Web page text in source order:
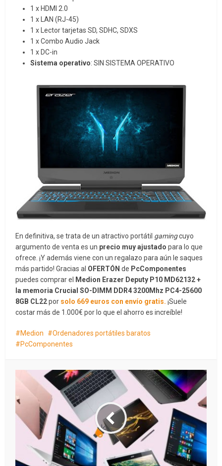
1 x HDMI 2.0
1 x LAN (RJ-45)
1 x Lector tarjetas SD, SDHC, SDXS
1 x Combo Audio Jack
1 x DC-in
Sistema operativo: SIN SISTEMA OPERATIVO
En definitiva, se trata de un atractivo portátil gamingcuyo
argumento de venta es un precio muy ajustado para lo que
ofrece. ¡Y además viene con un regalazo para aún le saques
más partido! Gracias al OFERTÓN de PcComponentes
puedes comprar el Medion Erazer Deputy P10 MD62132 +
la memoria Crucial SO-DIMM DDR4 3200Mhz PC4-25600
8GB CL22por solo 669 euros con envío gratis.¡Suele
costar más de 1.000€ por lo que el ahorro es increíble!
Medion
Ordenadores portátiles baratos
PcComponentes